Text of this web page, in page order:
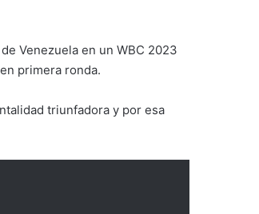
Venezuela en un WBC 2023
en primera ronda.
triunfadora y por esa